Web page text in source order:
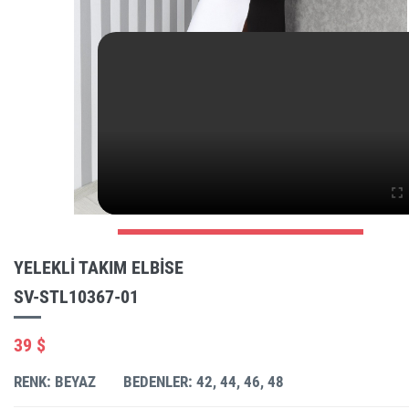
YELEKLI TAKIM ELBISE
SV-STL10367-01
39 $
RENK: BEYAZ BEDENLER: 42, 44, 46, 48